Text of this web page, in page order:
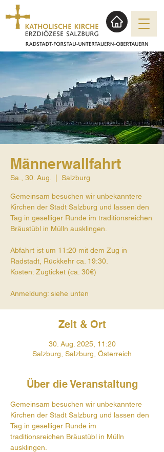
Männerwallfahrt
Sa., 30. Aug. Salzburg
Gemeinsam besuchen wir unbekanntere
Kirchen der Stadt Salzburg und lassen den
Tag in geselliger Runde im traditionsreichen
Bräustübl in Mülln ausklingen.
Abfahrt ist um 11:20 mit dem Zug in
Radstadt, Rückkehr ca. 19:30.
Kosten: Zugticket (ca. 30€)
Anmeldung: siehe unten
Zeit & Ort
30. Aug. 2025, 11:20
Salzburg, Salzburg, Österreich
Über die Veranstaltung
Gemeinsam besuchen wir unbekanntere
Kirchen der Stadt Salzburg und lassen den
Tag in geselliger Runde im
traditionsreichen Bräustübl in Mülln
ausklingen.